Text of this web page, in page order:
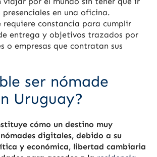
en una oficina.
requiere constancia para cumplir
entrega y objetivos trazados por
o empresas que contratan sus
ser nómade
Uruguay?
cómo un destino muy
digitales, debido a su
y económica, libertad cambiaria